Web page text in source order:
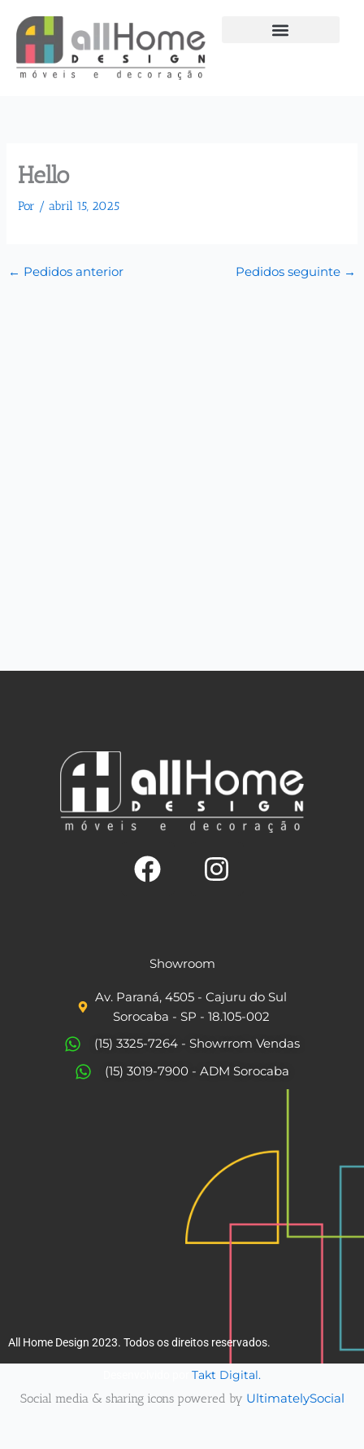
para
conteúdo
Hello
Por /abril 15, 2025
← Pedidos anterior Pedidos seguinte →
c
e
b
o
o
t
a
g
r
Showroom
Av. Paraná, 4505 - Cajuru do Sul
Sorocaba - SP - 18.105-002
(15) 3325-7264 - Showrrom Vendas
(15) 3019-7900 - ADM Sorocaba
All Home Design 2023. Todos os direitos reservados.
Takt Digital.
Social media & sharing icons powered by UltimatelySocial